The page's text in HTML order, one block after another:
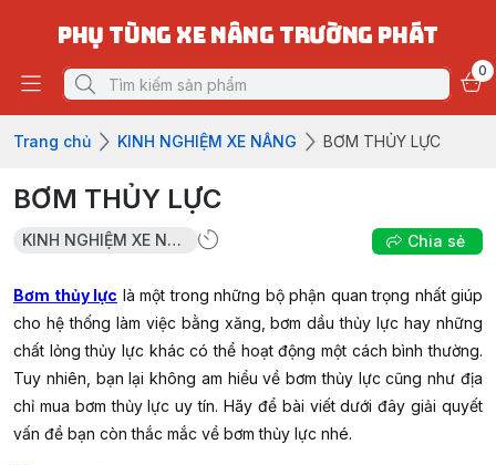
PHỤ TÙNG XE NÂNG TRƯỜNG PHÁT
0
Trang chủ KINH NGHIỆM XE NÂNG BƠM THỦY LỰC
BƠM THỦY LỰC
KINH NGHIỆM XE NÂNG Chia sẻ
Bơm thủy lực là một trong những bộ phận quan trọng nhất giúp
cho hệ thống làm việc bằng xăng, bơm dầu thủy lực hay những
chất lỏng thủy lực khác có thể hoạt động một cách bình thường.
Tuy nhiên, bạn lại không am hiểu về bơm thủy lực cũng như địa
chỉ mua bơm thủy lực uy tín. Hãy để bài viết dưới đây giải quyết
vấn đề bạn còn thắc mắc về bơm thủy lực nhé.